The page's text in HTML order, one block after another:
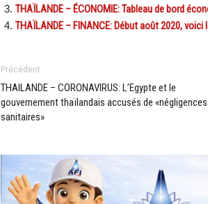
THAÏLANDE – ÉCONOMIE: Tableau de bord
THAÏLANDE – FINANCE: Début août 2020,
Précédent
THAILANDE – CORONAVIRUS: L’Egypte et le
gouvernement thaïlandais accusés de «négligences
sanitaires»